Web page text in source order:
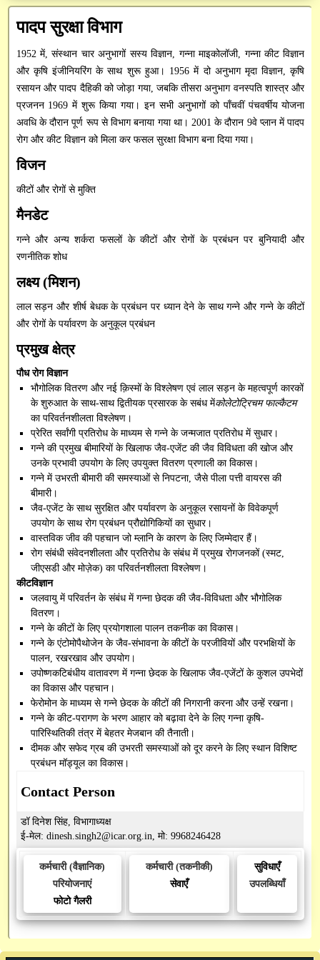
Institute Technology Management Unit
रिसर्च फ्रेमवर्क दस्तावेज़
ICAR-ERP
भाकृअनुप मेल
AEBAS
e-Office
HYPM
SBI Online
शोध सेवा
CeRA
SSCNARS
SAIF
प्रसार सेवा
mKisan
Krishi
पेमेंट गेटवे
Unified eSupport System
परिपत्र
आवेदन पत्र
डाटाबेस
आरटीआई आधिकारी
सतर्कता अधिकारी
पादप सुरक्षा विभाग
1952 में, संस्थान चार अनुभागों सस्य विज्ञान, गन्ना माइकोलॉजी, गन्ना कीट विज्ञान
और कृषि इंजीनियरिंग के साथ शुरू हुआ। 1956 में दो अनुभाग मृदा विज्ञान, कृषि
रसायन और पादप दैहिकी को जोड़ा गया, जबकि तीसरा अनुभाग वनस्पति शास्त्र और
प्रजनन 1969 में शुरू किया गया। इन सभी अनुभागों को पाँचवीं पंचवर्षीय योजना
अवधि के दौरान पूर्ण रूप से विभाग बनाया गया था। 2001 के दौरान 9वे प्लान में पादप
रोग और कीट विज्ञान को मिला कर फसल सुरक्षा विभाग बना दिया गया।
विजन
कीटों और रोगों से मुक्ति
मैनडेट
गन्ने और अन्य शर्करा फसलों के कीटों और रोगों के प्रबंधन पर बुनियादी और
रणनीतिक शोध
लक्ष्य (मिशन)
लाल सड़न और शीर्ष बेधक के प्रबंधन पर ध्यान देने के साथ गन्ने और गन्ने के कीटों
और रोगों के पर्यावरण के अनुकूल प्रबंधन
प्रमुख क्षेत्र
पौध रोग विज्ञान
भौगोलिक वितरण और नई क़िस्मों के विश्लेषण एवं लाल सड़न के महत्वपूर्ण कारकों
के शुरुआत के साथ-साथ द्वितीयक प्रसारक के सबंध मेंकोलेटोट्रिचम फाल्कैटम
का परिवर्तनशीलता विश्लेषण।
प्रेरित सर्वांगी प्रतिरोध के माध्यम से गन्ने के जन्मजात प्रतिरोध में सुधार।
गन्ने की प्रमुख बीमारियों के खिलाफ जैव-एजेंट की जैव विविधता की खोज और
उनके प्रभावी उपयोग के लिए उपयुक्त वितरण प्रणाली का विकास।
गन्ने में उभरती बीमारी की समस्याओं से निपटना, जैसे पीला पत्ती वायरस की
बीमारी।
जैव-एजेंट के साथ सुरक्षित और पर्यावरण के अनुकूल रसायनों के विवेकपूर्ण
उपयोग के साथ रोग प्रबंधन प्रौद्योगिकियों का सुधार।
वास्तविक जीव की पहचान जो म्लानि के कारण के लिए जिम्मेदार हैं।
रोग संबंधी संवेदनशीलता और प्रतिरोध के संबंध में प्रमुख रोगजनकों (स्मट,
जीएसडी और मोज़ेक) का परिवर्तनशीलता विश्लेषण।
कीटविज्ञान
जलवायु में परिवर्तन के संबंध में गन्ना छेदक की जैव-विविधता और भौगोलिक
वितरण।
गन्ने के कीटों के लिए प्रयोगशाला पालन तकनीक का विकास।
गन्ने के एंटोमोपैथोजेन के जैव-संभावना के कीटों के परजीवियों और परभक्षियों के
पालन, रखरखाव और उपयोग।
उपोष्णकटिबंधीय वातावरण में गन्ना छेदक के खिलाफ जैव-एजेंटों के कुशल उपभेदों
का विकास और पहचान।
फेरोमोन के माध्यम से गन्ने छेदक के कीटों की निगरानी करना और उन्हें रखना।
गन्ने के कीट-परागण के भरण आहार को बढ़ावा देने के लिए गन्ना कृषि-
पारिस्थितिकी तंत्र में बेहतर मेजबान की तैनाती।
दीमक और सफेद ग्रब की उभरती समस्याओं को दूर करने के लिए स्थान विशिष्ट
प्रबंधन मॉड्यूल का विकास।
Contact Person
डॉ दिनेश सिंह, विभागाध्यक्ष
ई-मेल: dinesh.singh2@icar.org.in, मो: 9968246428
कर्मचारी (वैज्ञानिक)
परियोजनाएं
फोटो गैलरी
कर्मचारी (तकनीकी)
सेवाएँ
सुविधाएँ
उपलब्धियाँ